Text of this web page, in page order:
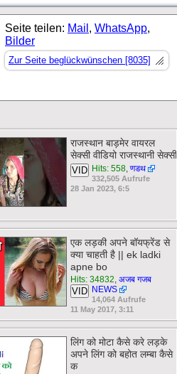
Seite teilen: Mail , WhatsApp,
Bilder
Zur Seite beglückwünschen [8035]
राजस्थान बाड़मेर वायरल
सेक्सी वीडियो राजस्थानी सेक्सी
Hits: 558, णडथ
VID
332,505 Aufrufe
28 Jan 2023, 6:5
एक लड़की अपने बॉयफ्रेंड से
क्या चाहती है || ek ladki
apne bo
Hits: 34832, अजब गजब
NEWS
VID
14,064 Aufrufe
11 May 2017, 3:11
लिंग को मोटा कैसे करे लड़के
अपने लिंग को बहोत लम्बा कैसे
क